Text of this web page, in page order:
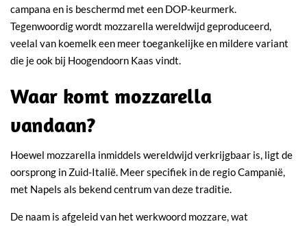
campana en is beschermd met een DOP-keurmerk.
Tegenwoordig wordt mozzarella wereldwijd geproduceerd,
veelal van koemelk een meer toegankelijke en mildere variant
die je ook bij Hoogendoorn Kaas vindt.
Waar komt mozzarella
vandaan?
Hoewel mozzarella inmiddels wereldwijd verkrijgbaar is, ligt de
oorsprong in Zuid-Italië. Meer specifiek in de regio Campanië,
met Napels als bekend centrum van deze traditie.
De naam is afgeleid van het werkwoord mozzare, wat